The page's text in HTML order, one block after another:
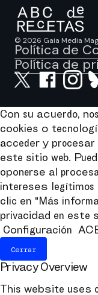
© 2026 Gaia Media
Política de
Política de
Con su acuerdo,
cookies o
acceder y
este sitio web.
oponerse al
intereses legítimos
clic en "Más
privacidad en este
Configuración
Cerrar
Privacy Overview
This website uses